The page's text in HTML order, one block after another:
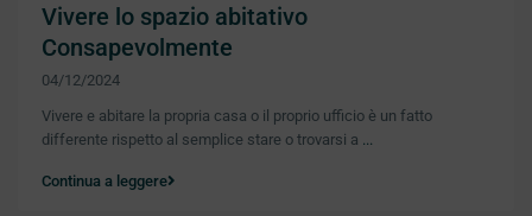
Vivere lo spazio abitativo
Consapevolmente
04/12/2024
Vivere e abitare la propria casa o il proprio ufficio è un fatto
differente rispetto al semplice stare o trovarsi a
Continua a leggere